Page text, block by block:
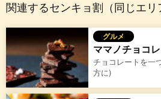
関連するセンキョ割（同じエリ
グルメ
ママノチョコ
チョコレートを一
方に)